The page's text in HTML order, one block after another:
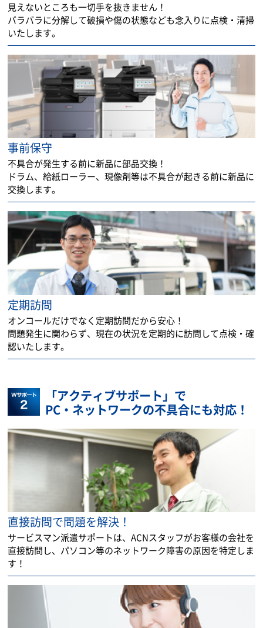
見えないところも一切手を抜きません！
バラバラに分解して破損や傷の状態なども念入りに点検・清掃
いたします。
事前保守
不具合が発生する前に新品に部品交換！
ドラム、給紙ローラー、現像剤等は不具合が起きる前に新品に
交換します。
定期訪問
オンコールだけでなく定期訪問だから安心！
問題発生に関わらず、現在の状況を定期的に訪問して点検・確
認いたします。
「アクティブサポート」で
PC・ネットワークの不具合にも対応！
直接訪問で問題を解決！
サービスマン派遣サポートは、ACNスタッフがお客様の会社を
直接訪問し、パソコン等のネットワーク障害の原因を特定しま
す！